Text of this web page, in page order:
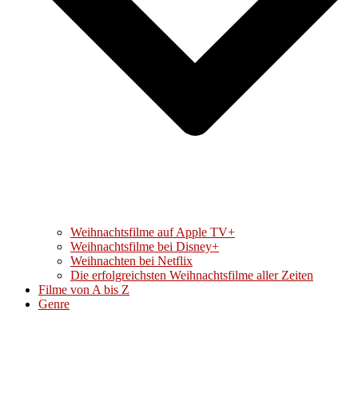
Weihnachtsfilme auf Apple TV+
Weihnachtsfilme bei Disney+
Weihnachten bei Netflix
Die erfolgreichsten Weihnachtsfilme aller Zeiten
Filme von A bis Z
Genre